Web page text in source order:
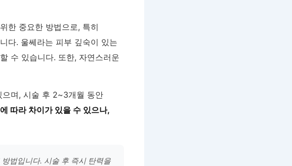
한 중요한 방법으로, 특히
다. 울쎄라는 피부 깊숙이 있는
수 있습니다. 또한, 자연스러운
며, 시술 후 2~3개월 동안
따라 차이가 있을 수 있으나,
법입니다. 시술 후 즉시 탄력을